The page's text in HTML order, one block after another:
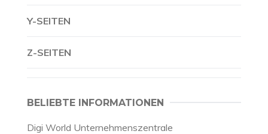
Y-SEITEN
Z-SEITEN
BELIEBTE INFORMATIONEN
Digi World Unternehmenszentrale